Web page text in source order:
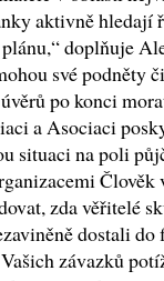
aktivně hledají
doplňuje
své podněty
po konci
a Asociaci
situaci na poli
zda věřitelé
dostali
závazků